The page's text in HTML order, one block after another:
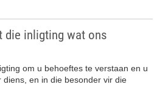
die inligting wat ons
om u behoeftes te verstaan en u
en in die besonder vir die